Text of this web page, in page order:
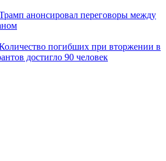
анонсировал переговоры между
погибших при вторжении в
достигло 90 человек